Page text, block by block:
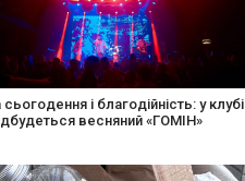
святкову листівку та допоможіть
майстер-клас від БФ «Юлині